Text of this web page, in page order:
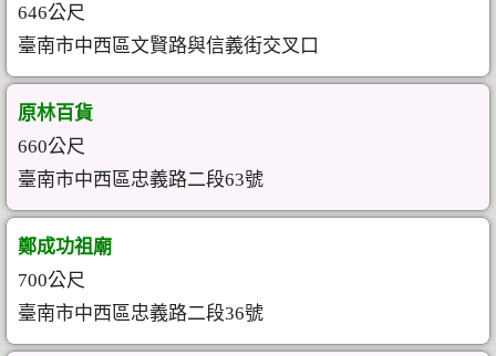
646公尺
臺南市中西區文賢路與信義街交叉口
原林百貨
660公尺
臺南市中西區忠義路二段63號
鄭成功祖廟
700公尺
臺南市中西區忠義路二段36號